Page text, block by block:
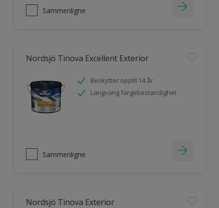
Sammenligne
Nordsjö Tinova Excellent Exterior
Beskytter opptil 14 år
Langvarig fargebestandighet
Sammenligne
Nordsjö Tinova Exterior